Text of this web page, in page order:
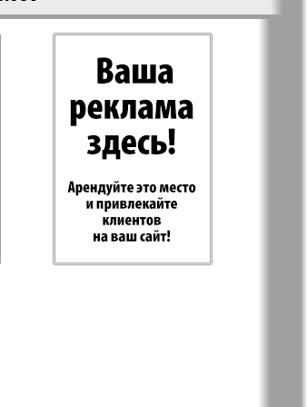
Парус
PRO Women
Europe
Регион